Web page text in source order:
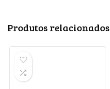
Produtos relacionados